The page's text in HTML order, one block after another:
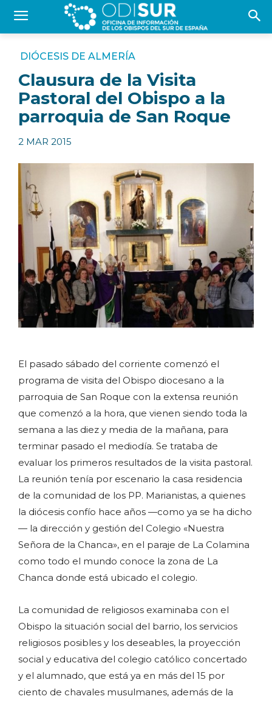
DIÓCESIS DE ALMERÍA
Clausura de la Visita
Pastoral del Obispo a la
parroquia de San Roque
2 MAR 2015
El pasado sábado del corriente comenzó el
programa de visita del Obispo diocesano a la
parroquia de San Roque con la extensa reunión
que comenzó a la hora, que vienen siendo toda la
semana a las diez y media de la mañana, para
terminar pasado el mediodía. Se trataba de
evaluar los primeros resultados de la visita pastoral.
La reunión tenía por escenario la casa residencia
de la comunidad de los PP. Marianistas, a quienes
la diócesis confío hace años —como ya se ha dicho
— la dirección y gestión del Colegio «Nuestra
Señora de la Chanca», en el paraje de La Colamina
como todo el mundo conoce la zona de La
Chanca donde está ubicado el colegio.
La comunidad de religiosos examinaba con el
Obispo la situación social del barrio, los servicios
religiosos posibles y los deseables, la proyección
social y educativa del colegio católico concertado
y el alumnado, que está ya en más del 15 por
ciento de chavales musulmanes, además de la